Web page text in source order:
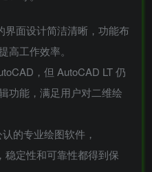
界面设计简洁清晰，功能布
高工作效率。
，但 AutoCAD LT 仍
功能，满足用户对二维绘
的专业绘图软件，
稳定性和可靠性都得到保